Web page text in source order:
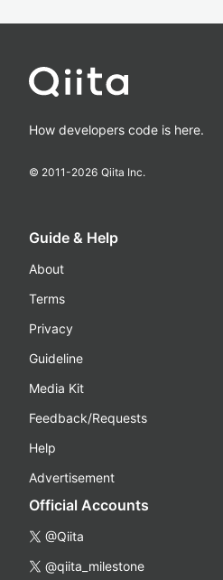
How developers code is here.
© 2011-2026 Qiita Inc.
Guide & Help
About
Terms
Privacy
Guideline
Media Kit
Feedback/Requests
Help
Advertisement
Official Accounts
@Qiita
@qiita_milestone